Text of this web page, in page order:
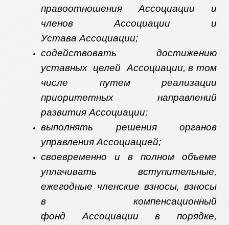
правоотношения Ассоциации и
членов Ассоциации и
Устава Ассоциации;
содействовать достижению
уставных целей Ассоциации, в том
числе путем реализации
приоритетных направлений
развития Ассоциации;
выполнять решения органов
управления Ассоциацией;
своевременно и в полном объеме
уплачивать вступительные,
ежегодные членские взносы, взносы
в компенсационный
фонд Ассоциации в порядке,